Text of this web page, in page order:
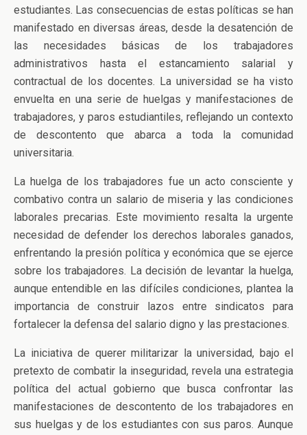
estudiantes. Las consecuencias de estas políticas se han
manifestado en diversas áreas, desde la desatención de
las necesidades básicas de los trabajadores
administrativos hasta el estancamiento salarial y
contractual de los docentes. La universidad se ha visto
envuelta en una serie de huelgas y manifestaciones de
trabajadores, y paros estudiantiles, reflejando un contexto
de descontento que abarca a toda la comunidad
universitaria.
La huelga de los trabajadores fue un acto consciente y
combativo contra un salario de miseria y las condiciones
laborales precarias. Este movimiento resalta la urgente
necesidad de defender los derechos laborales ganados,
enfrentando la presión política y económica que se ejerce
sobre los trabajadores. La decisión de levantar la huelga,
aunque entendible en las difíciles condiciones, plantea la
importancia de construir lazos entre sindicatos para
fortalecer la defensa del salario digno y las prestaciones.
La iniciativa de querer militarizar la universidad, bajo el
pretexto de combatir la inseguridad, revela una estrategia
política del actual gobierno que busca confrontar las
manifestaciones de descontento de los trabajadores en
sus huelgas y de los estudiantes con sus paros. Aunque